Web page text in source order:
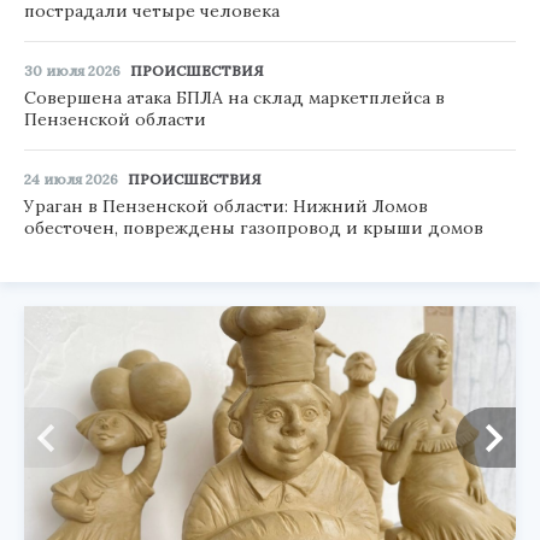
пострадали четыре человека
30 июля 2026 ПРОИСШЕСТВИЯ
Совершена атака БПЛА на склад маркетплейса в
Пензенской области
24 июля 2026 ПРОИСШЕСТВИЯ
Ураган в Пензенской области: Нижний Ломов
обесточен, повреждены газопровод и крыши домов